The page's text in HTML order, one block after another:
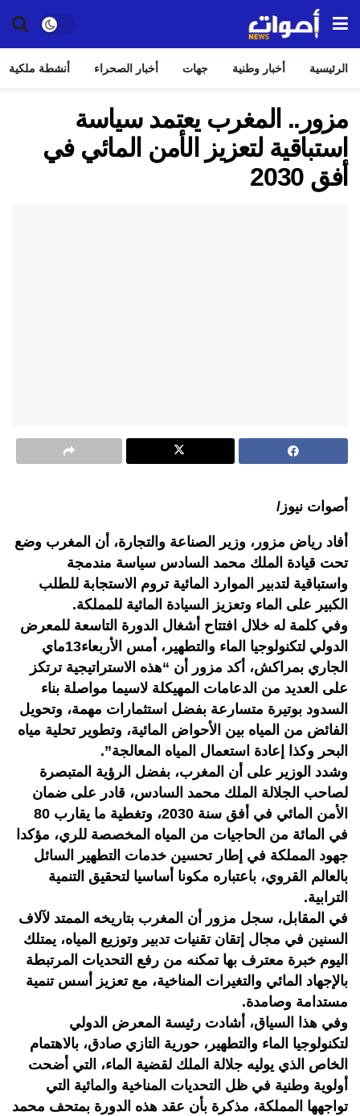
الرئيسية أخبار وطنية جهات أخبار الصحراء أنشطة ملكية
مزور.. المغرب يعتمد سياسة
استباقية لتعزيز الأمن المائي في
أفق 2030
أصوات نيوز/
أفاد رياض مزور، وزير الصناعة والتجارة، أن المغرب وضع
تحت قيادة الملك محمد السادس سياسة مندمجة
واستباقية لتدبير الموارد المائية تروم الاستجابة للطلب
الكبير على الماء وتعزيز السيادة المائية للمملكة.
وفي كلمة له خلال افتتاح أشغال الدورة التاسعة للمعرض
الدولي لتكنولوجيا الماء والتطهير، أمس الأربعاء13ماي
الجاري بمراكش، أكد مزور أن “هذه الاستراتيجية ترتكز
على العديد من الدعامات المهيكلة لاسيما مواصلة بناء
السدود بوتيرة متسارعة بفضل استثمارات مهمة، وتحويل
الفائض من المياه بين الأحواض المائية، وتطوير تحلية مياه
البحر وكذا إعادة استعمال المياه المعالجة”.
وشدد الوزير على أن المغرب، بفضل الرؤية المتبصرة
لصاحب الجلالة الملك محمد السادس، قادر على ضمان
الأمن المائي في أفق سنة 2030، وتغطية ما يقارب 80
في المائة من الحاجيات من المياه المخصصة للري، مؤكدا
جهود المملكة في إطار تحسين خدمات التطهير السائل
بالعالم القروي، باعتباره مكونا أساسيا لتحقيق التنمية
الترابية.
في المقابل، سجل مزور أن المغرب بتاريخه الممتد لآلاف
السنين في مجال إتقان تقنيات تدبير وتوزيع المياه، يمتلك
اليوم خبرة معترف بها تمكنه من رفع التحديات المرتبطة
بالإجهاد المائي والتغيرات المناخية، مع تعزيز أسس تنمية
مستدامة وصامدة.
وفي هذا السياق، أشادت رئيسة المعرض الدولي
لتكنولوجيا الماء والتطهير، حورية التازي صادق، بالاهتمام
الخاص الذي يوليه جلالة الملك لقضية الماء، التي أضحت
أولوية وطنية في ظل التحديات المناخية والمائية التي
تواجهها المملكة، مذكرة بأن عقد هذه الدورة بمتحف محمد